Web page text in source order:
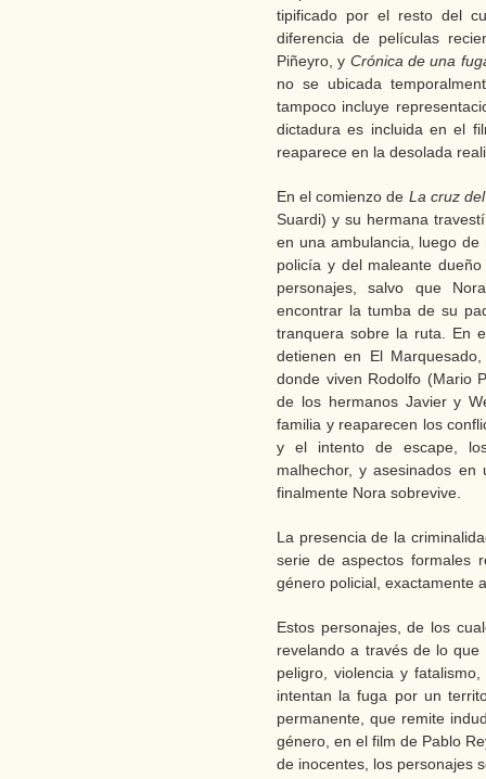
tipificado por el resto del
diferencia de películas
Piñeyro, y Crónica de una
no se ubicada
tampoco incluye
dictadura es incluida en el
reaparece en la desolada
En el comienzo de La cruz
Suardi) y su hermana
en una ambulancia, luego
policía y del maleante
personajes, salvo que
encontrar la tumba de su
tranquera sobre la ruta. En
detienen en El
donde viven Rodolfo (Mario
de los hermanos Javier y
familia y reaparecen los
y el intento de escape,
malhechor, y asesinados
finalmente Nora sobrevive.
La presencia de la
serie de aspectos formales
género policial, exactamente
Estos personajes, de los
revelando a través de lo
peligro, violencia y
intentan la fuga por un
permanente, que remite
género, en el film de Pablo
de inocentes, los personajes